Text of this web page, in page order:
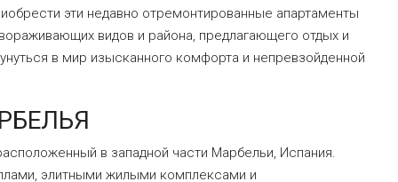
эти недавно отремонтированные апартаменты
видов и района, предлагающего отдых и
в мир изысканного комфорта и непревзойденной
в западной части Марбельи, Испания.
элитными жилыми комплексами и